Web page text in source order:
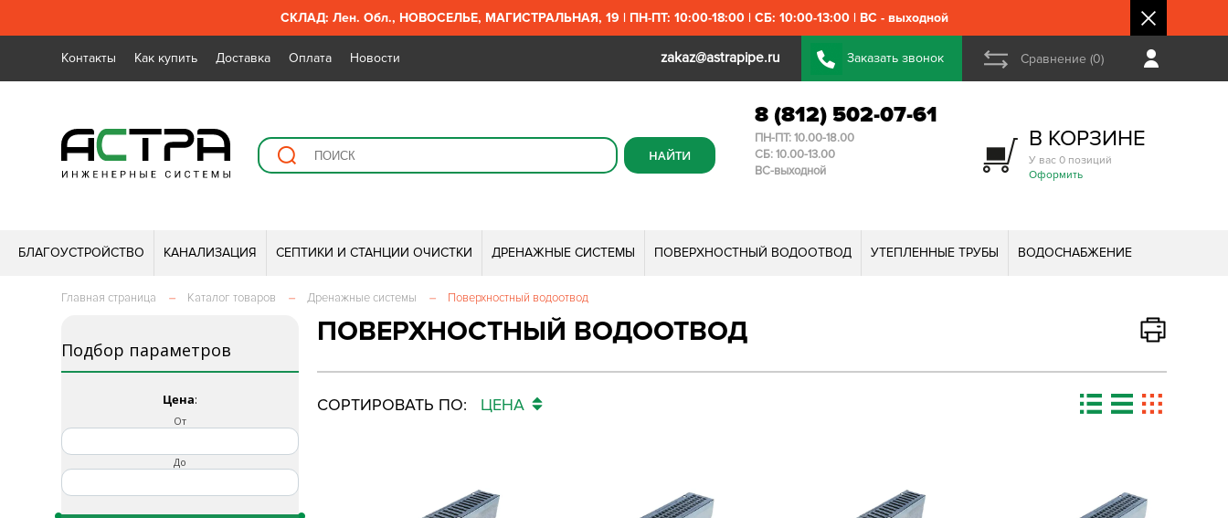
СКЛАД: Лен. Обл., НОВОСЕЛЬЕ, МАГИСТРАЛЬНАЯ, 19 | ПН-ПТ: 10:00-18:00 | СБ: 10:00-13:00 | ВС - выходной
Контакты Как купить Доставка Оплата Новости zakaz@astrapipe.ru Заказать звонок Сравнение (0)
8 (812) 502-07-61
ПН-ПТ: 10.00-18.00
СБ: 10.00-13.00
ВС-выходной
В КОРЗИНЕ
У вас 0 позиций
Оформить
БЛАГОУСТРОЙСТВО КАНАЛИЗАЦИЯ СЕПТИКИ И СТАНЦИИ ОЧИСТКИ ДРЕНАЖНЫЕ СИСТЕМЫ ПОВЕРХНОСТНЫЙ ВОДООТВОД УТЕПЛЕННЫЕ ТРУБЫ ВОДОСНАБЖЕНИЕ
Главная страница – Каталог товаров – Дренажные системы – Поверхностный водоотвод
Подбор параметров
Цена:
От
До
ПОВЕРХНОСТНЫЙ ВОДООТВОД
СОРТИРОВАТЬ ПО: ЦЕНА